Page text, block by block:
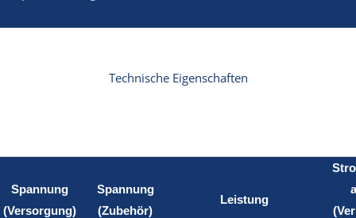
Technische Eigenschaften
Spannung
(Versorgung)
Spannung
(Zubehör)
Leistung